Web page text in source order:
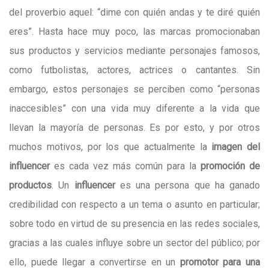
del proverbio aquel: “dime con quién andas y te diré quién
eres”. Hasta hace muy poco, las marcas promocionaban
sus productos y servicios mediante personajes famosos,
como futbolistas, actores, actrices o cantantes. Sin
embargo, estos personajes se perciben como “personas
inaccesibles” con una vida muy diferente a la vida que
llevan la mayoría de personas. Es por esto, y por otros
muchos motivos, por los que actualmente la imagen del
influenceres cada vez más común para la promoción de
productos. Un influenceres una persona que ha ganado
credibilidad con respecto a un tema o asunto en particular;
sobre todo en virtud de su presencia en las redes sociales,
gracias a las cuales influye sobre un sector del público; por
ello, puede llegar a convertirse en un promotor para una